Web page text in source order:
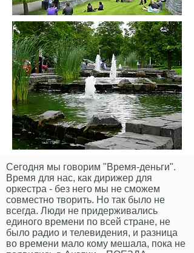
Сегодня мы говорим "Время-деньги".
Время для нас, как дирижер для
оркестра - без него мы не сможем
совместно творить. Но так было не
всегда. Люди не придерживались
единого времени по всей стране, не
было радио и телевидения, и разница
во времени мало кому мешала, пока не